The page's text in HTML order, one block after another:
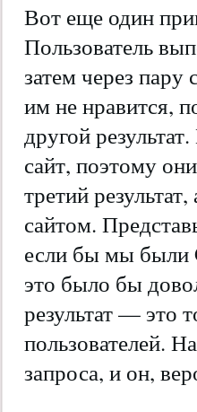
Вот еще один
Пользователь
затем через пару
им не нравится,
другой
сайт, поэтому
третий
сайтом.
если бы мы были
это было бы
результат — это
пользователей.
запроса, и он,